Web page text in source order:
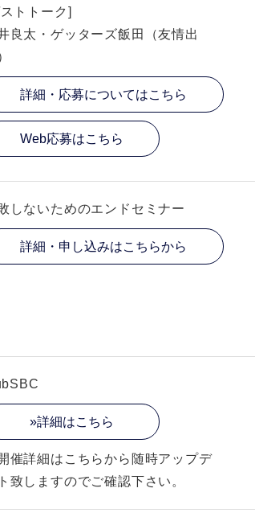
トトーク]
良太・ゲッターズ飯田（友情出
詳細・応募についてはこちら
Web応募はこちら
しないためのエンドセミナー
詳細・申し込みはこちらから
»詳細はこちら
催詳細はこちらから随時アップデ
致しますのでご確認下さい。